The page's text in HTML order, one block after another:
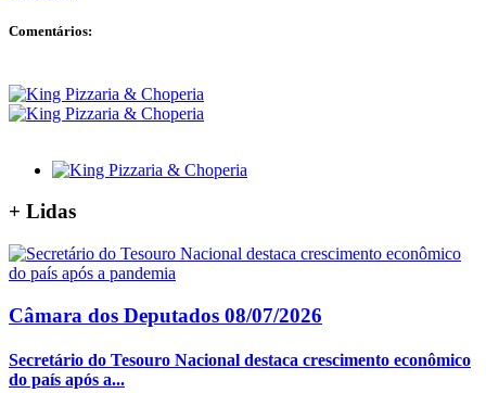
Comentários:
+ Lidas
Câmara dos Deputados 08/07/2026
Secretário do Tesouro Nacional destaca crescimento econômico
do país após a...